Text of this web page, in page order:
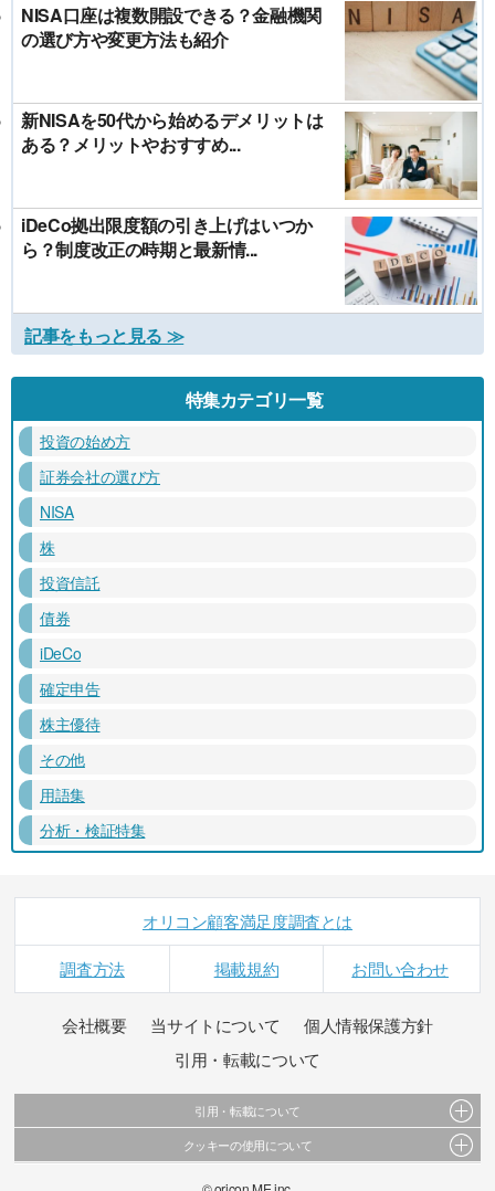
NISA口座は複数開設できる？金融機関
の選び方や変更方法も紹介
新NISAを50代から始めるデメリットは
ある？メリットやおすすめ...
iDeCo拠出限度額の引き上げはいつか
ら？制度改正の時期と最新情...
記事をもっと見る ≫
特集カテゴリ一覧
投資の始め方
証券会社の選び方
NISA
株
投資信託
債券
iDeCo
確定申告
株主優待
その他
用語集
分析・検証特集
オリコン顧客満足度調査とは
調査方法 掲載規約 お問い合わせ
会社概要 当サイトについて
個人情報保護方針
引用・転載について
引用・転載について
当サイトで公開されている情報（文字、写真、イラスト、画像データ等）及びこれらの配
クッキーの使用について
このサイトでは Cookie を使用して、ユーザーに合わせたコンテンツや広告の表示、ソーシャ